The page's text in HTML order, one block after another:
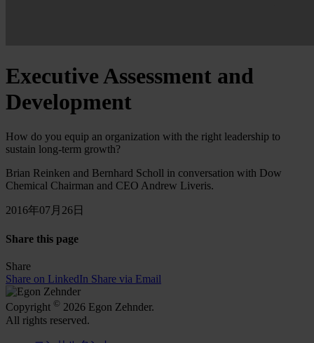
Executive Assessment and
Development
How do you equip an organization with the right leadership to
sustain long-term growth?
Brian Reinken and Bernhard Scholl in conversation with Dow
Chemical Chairman and CEO Andrew Liveris.
2016年07月26日
Share this page
Share
Share on LinkedIn Share via Email
Copyright © 2026 Egon Zehnder.
All rights reserved.